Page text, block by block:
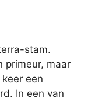
stam.
primeur, maar
een
In een van